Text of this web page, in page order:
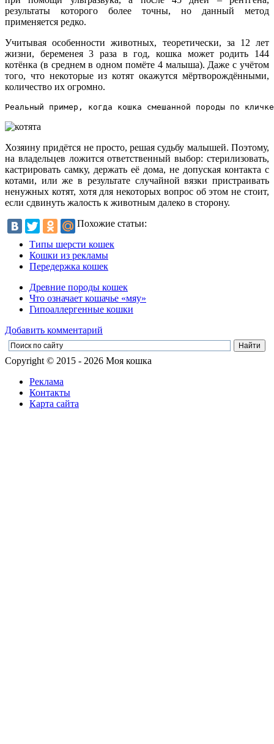
результаты которого более точны, но данный метод
применяется редко.
Учитывая особенности животных, теоретически, за 12 лет
жизни, беременея 3 раза в год, кошка может родить 144
котёнка (в среднем в одном помёте 4 малыша). Даже с учётом
того, что некоторые из котят окажутся мёртворождёнными,
количество их огромно.
Реальный пример, когда кошка смешанной породы по
Хозяину придётся не просто, решая судьбу малышей. Поэтому,
на владельцев ложится ответственный выбор: стерилизовать,
кастрировать самку, держать её дома, не допуская контакта с
котами, или же в результате случайной вязки пристраивать
ненужных котят, хотя для некоторых вопрос об этом не стоит,
если сдвинуть жалость к животным далеко в сторону.
Похожие статьи:
Типы шерсти кошек
Кошки из рекламы
Передержка кошек
Древние породы кошек
Что означает кошачье «мяу»
Гипоаллергенные кошки
Добавить комментарий
Copyright © 2015 - 2026 Моя кошка
Реклама
Контакты
Карта сайта